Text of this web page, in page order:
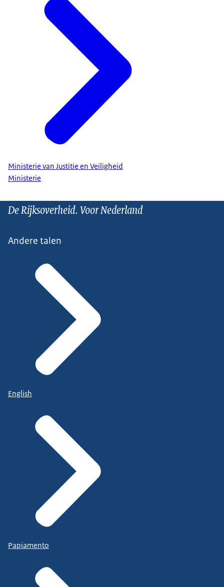
Ministerie van Justitie en Veiligheid
Ministerie
De Rijksoverheid. Voor Nederland
Andere talen
English
Papiamento